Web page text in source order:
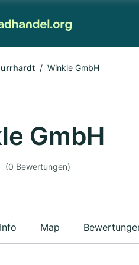
Winkle GmbH
GmbH
(0 Bewertungen)
Info Map